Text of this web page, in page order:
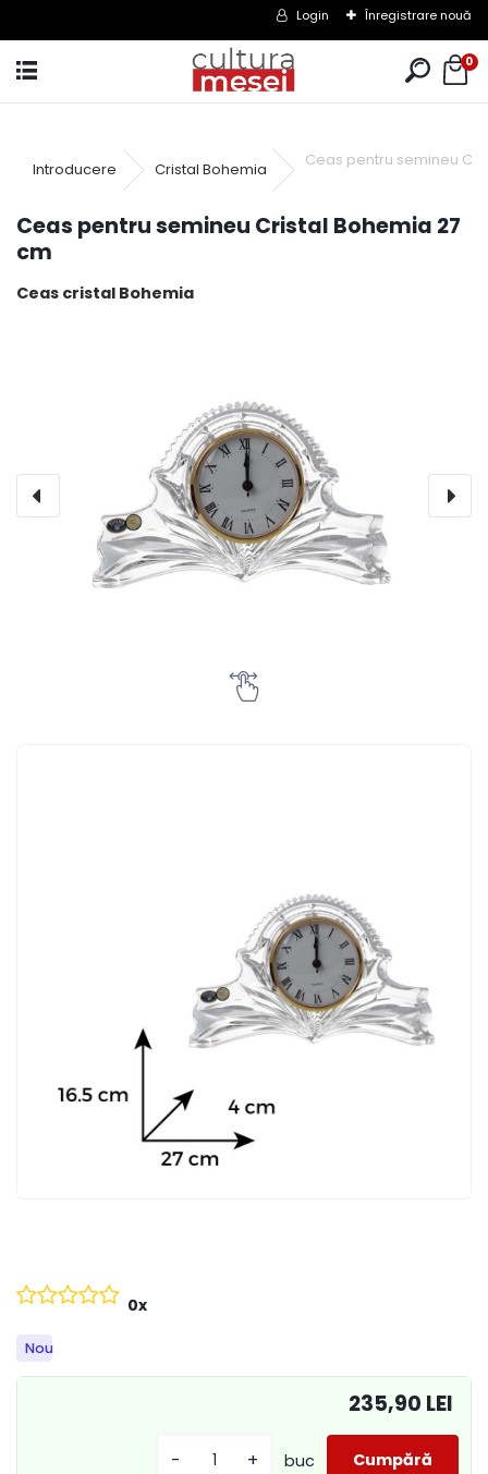
Login Înregistrare nouă
0
Introducere Cristal Bohemia
Ceas pentru semineu
Ceas pentru semineu Cristal Bohemia 27
cm
Ceas cristal Bohemia
Nou
0x
235,90 LEI
- + buc